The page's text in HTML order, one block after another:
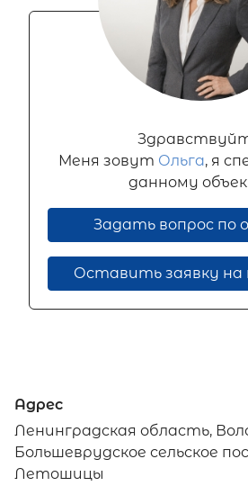
Меня зовут Ольга, я
данному
Задать вопрос по
Оставить заявку
Адрес
Ленинградская область,
Большеврудское сельское
Летошицы